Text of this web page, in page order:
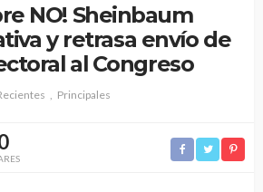
NO! Sheinbaum
y retrasa envío de
al Congreso
Principales